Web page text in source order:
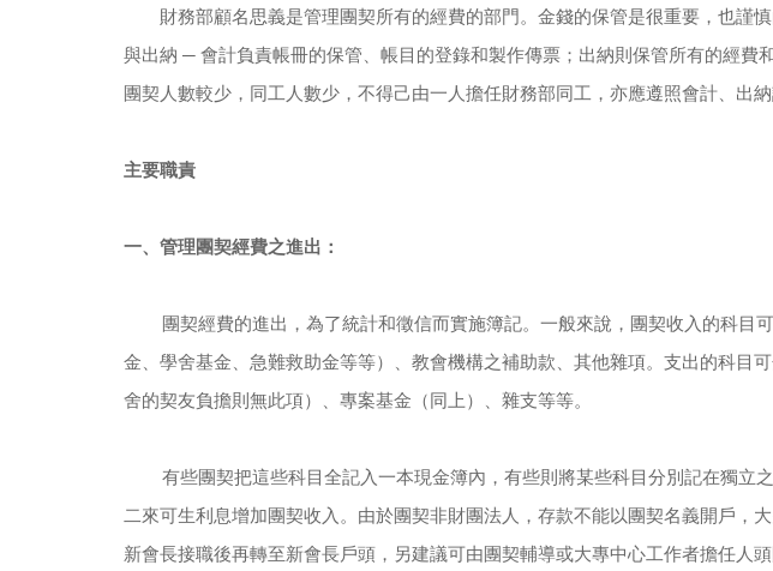
財務部顧名思義是管理團契所有的經費的部門。金錢的保管是很重要，也謹
與出納 ─ 會計負責帳冊的保管、帳目的登錄和製作傳票；出納則保管所有的經
團契人數較少，同工人數少，不得己由一人擔任財務部同工，亦應遵照會計、出
主要職責
一、管理團契經費之進出：
團契經費的進出，為了統計和徵信而實施簿記。一般來說，團契收入的科
金、學舍基金、急難救助金等等）、教會機構之補助款、其他雜項。支出的科目
舍的契友負擔則無此項）、專案基金（同上）、雜支等等。
有些團契把這些科目全記入一本現金簿內，有些則將某些科目分別記在獨立
二來可生利息增加團契收入。由於團契非財團法人，存款不能以團契名義開戶
新會長接職後再轉至新會長戶頭，另建議可由團契輔導或大專中心工作者擔任人